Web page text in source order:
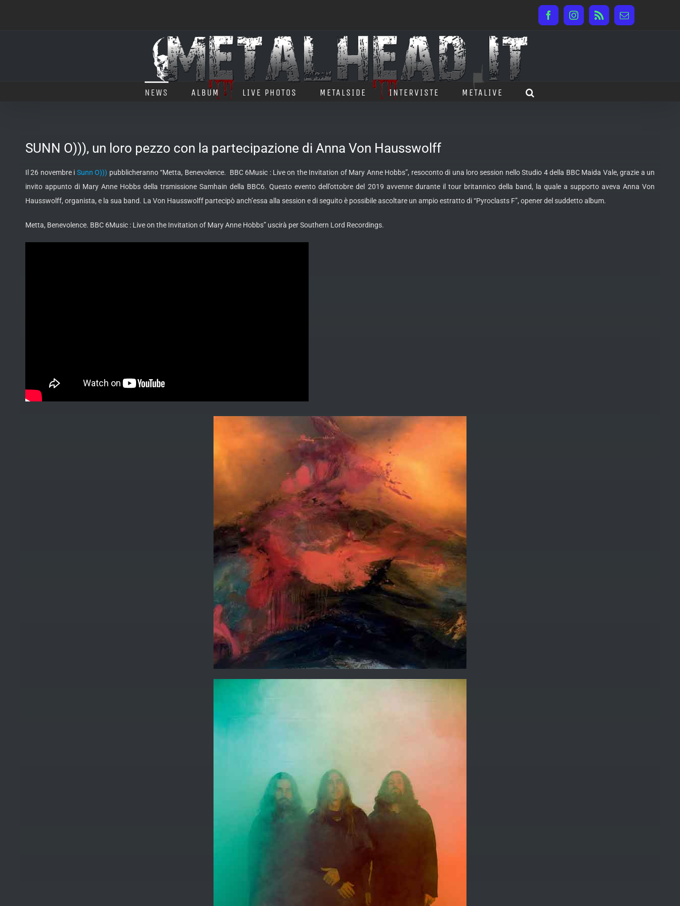
FacebookInstagram
Rss Email
NEWS ALBUM LIVE PHOTOS METALSIDE INTERVISTE METALIVE
SUNN O))), un loro pezzo con la partecipazione di Anna Von Hausswolff
Il 26 novembre i Sunn O))) pubblicheranno “Metta, Benevolence. BBC 6Music : Live on the Invitation of Mary Anne Hobbs”, resoconto di una loro session nello Studio 4 della BBC Maida Vale, grazie a un
invito appunto di Mary Anne Hobbs della trsmissione Samhain della BBC6. Questo evento dell’ottobre del 2019 avvenne durante il tour britannico della band, la quale a supporto aveva Anna Von
Hausswolff, organista, e la sua band. La Von Hausswolff partecipò anch’essa alla session e di seguito è possibile ascoltare un ampio estratto di “Pyroclasts F”, opener del suddetto album.
Metta, Benevolence. BBC 6Music : Live on the Invitation of Mary Anne Hobbs” uscirà per Southern Lord Recordings.